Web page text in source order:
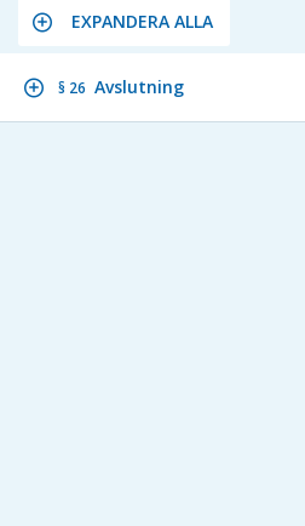
EXPANDERA ALLA
§ 26 Avslutning